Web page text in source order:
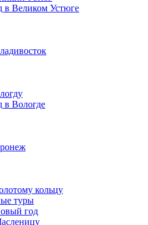
в Великом Устюге
в Вологде
кольцу
туры
год